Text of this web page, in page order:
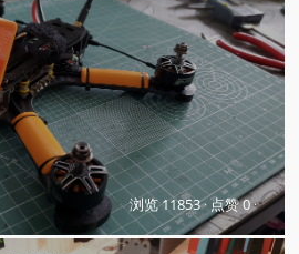
浏览 11853·点赞 0·